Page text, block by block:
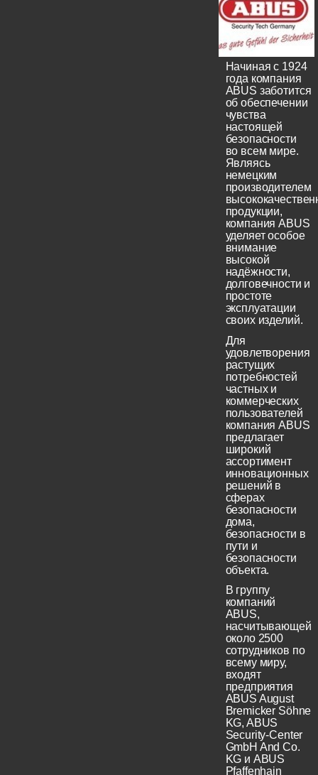
Начиная с 1924
года компания
ABUS заботится
об обеспечении
чувства
настоящей
безопасности
во всем мире.
Являясь
немецким
производителем
продукции,
компания ABUS
уделяет особое
внимание
высокой
надёжности,
долговечности и
простоте
эксплуатации
своих изделий.
Для
удовлетворения
растущих
потребностей
частных и
коммерческих
пользователей
компания ABUS
предлагает
широкий
ассортимент
инновационных
решений в
сферах
безопасности
дома,
безопасности в
пути и
безопасности
объекта.
В группу
компаний
ABUS,
насчитывающей
около 2500
сотрудников по
всему миру,
входят
предприятия
ABUS August
Bremicker Söhne
KG, ABUS
Security-Center
GmbH And Co.
KG и ABUS
Pfaffenhain